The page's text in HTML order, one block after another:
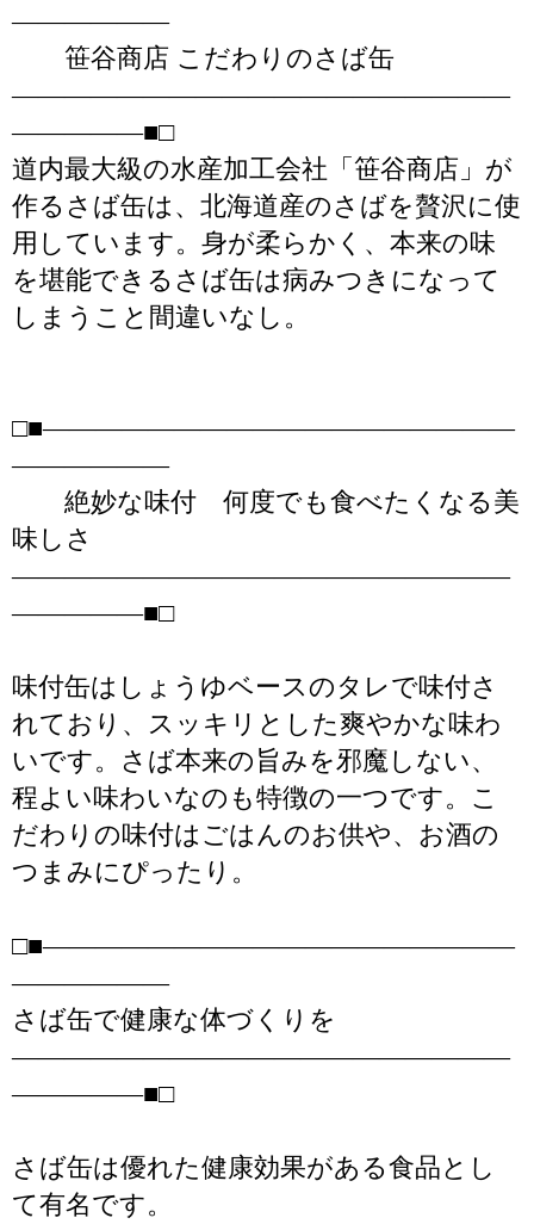
――――――
笹谷商店 こだわりのさば缶
―――――――――――――――――――
―――――■□
道内最大級の水産加工会社「笹谷商店」が
作るさば缶は、北海道産のさばを贅沢に使
用しています。身が柔らかく、本来の味
を堪能できるさば缶は病みつきになって
しまうこと間違いなし。
□■――――――――――――――――――
――――――
絶妙な味付 何度でも食べたくなる美
味しさ
―――――――――――――――――――
―――――■□
味付缶はしょうゆベースのタレで味付さ
れており、スッキリとした爽やかな味わ
いです。さば本来の旨みを邪魔しない、
程よい味わいなのも特徴の一つです。こ
だわりの味付はごはんのお供や、お酒の
つまみにぴったり。
□■――――――――――――――――――
――――――
さば缶で健康な体づくりを
―――――――――――――――――――
―――――■□
さば缶は優れた健康効果がある食品とし
て有名です。